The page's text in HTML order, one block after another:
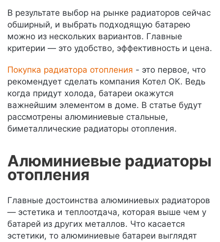
В результате выбор на рынке радиаторов сейчас
обширный, и выбрать подходящую батарею
можно из нескольких вариантов. Главные
критерии — это удобство, эффективность и цена.
Покупка радиатора отопления - это первое, что
рекомендует сделать компания Котел ОК. Ведь
когда придут холода, батареи окажутся
важнейшим элементом в доме. В статье будут
рассмотрены алюминиевые стальные,
биметаллические радиаторы отопления.
Алюминиевые радиаторы
отопления
Главные достоинства алюминиевых радиаторов
— эстетика и теплоотдача, которая выше чем у
батарей из других металлов. Что касается
эстетики, то алюминиевые батареи выглядят